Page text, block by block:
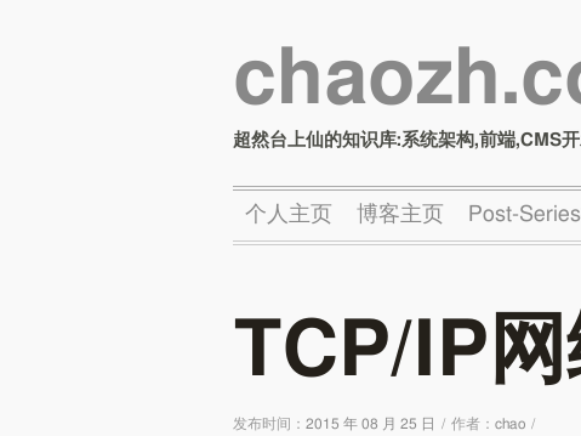
超然台上仙的知识库:系统架构,前端,CMS
个人主页 博客主页 Post-
TCP/IP
发布时间： 2015 年 08 月 25 日 / 作者： chao /